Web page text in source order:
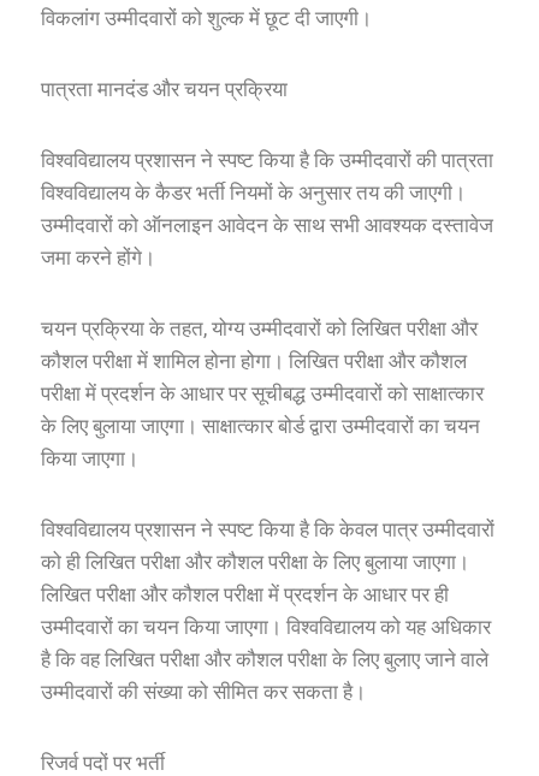
विकलांग उम्मीदवारों को शुल्क में छूट दी जाएगी।
पात्रता मानदंड और चयन प्रक्रिया
विश्वविद्यालय प्रशासन ने स्पष्ट किया है कि उम्मीदवारों की पात्रता
विश्वविद्यालय के कैडर भर्ती नियमों के अनुसार तय की जाएगी।
उम्मीदवारों को ऑनलाइन आवेदन के साथ सभी आवश्यक दस्तावेज
जमा करने होंगे।
चयन प्रक्रिया के तहत, योग्य उम्मीदवारों को लिखित परीक्षा और
कौशल परीक्षा में शामिल होना होगा। लिखित परीक्षा और कौशल
परीक्षा में प्रदर्शन के आधार पर सूचीबद्ध उम्मीदवारों को साक्षात्कार
के लिए बुलाया जाएगा। साक्षात्कार बोर्ड द्वारा उम्मीदवारों का चयन
किया जाएगा।
विश्वविद्यालय प्रशासन ने स्पष्ट किया है कि केवल पात्र उम्मीदवारों
को ही लिखित परीक्षा और कौशल परीक्षा के लिए बुलाया जाएगा।
लिखित परीक्षा और कौशल परीक्षा में प्रदर्शन के आधार पर ही
उम्मीदवारों का चयन किया जाएगा। विश्वविद्यालय को यह अधिकार
है कि वह लिखित परीक्षा और कौशल परीक्षा के लिए बुलाए जाने वाले
उम्मीदवारों की संख्या को सीमित कर सकता है।
रिजर्व पदों पर भर्ती